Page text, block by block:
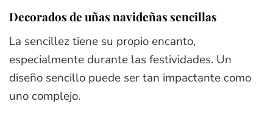
Decorados de uñas navideñas sencillas
La sencillez tiene su propio encanto,
especialmente durante las festividades. Un
diseño sencillo puede ser tan impactante como
uno complejo.